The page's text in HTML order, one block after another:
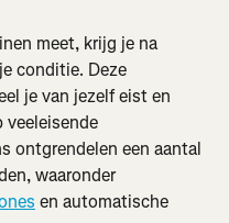
meet, krijg je na
conditie. Deze
je van jezelf eist en
veeleisende
ontgrendelen een aantal
waaronder
en automatische